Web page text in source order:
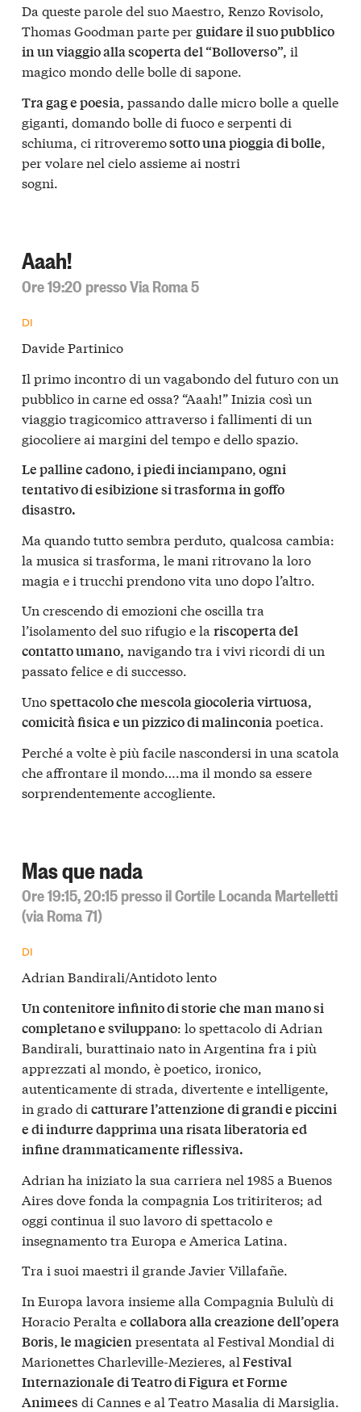
Da queste parole del suo Maestro, Renzo Rovisolo,
Thomas Goodman parte perguidare il suo pubblico
in un viaggio alla scoperta del “Bolloverso”, il
magico mondo delle bolle di sapone.
Tra gag e poesia, passando dalle micro bolle a quelle
giganti, domando bolle di fuoco e serpenti di
schiuma, ci ritroveremosotto una pioggia di bolle,
per volare nel cielo assieme ai nostri
sogni.
Aaah!
Ore 19:20 presso Via Roma 5
DI
Davide Partinico
Il primo incontro di un vagabondo del futuro con un
pubblico in carne ed ossa? “Aaah!” Inizia così un
viaggio tragicomico attraverso i fallimenti di un
giocoliere ai margini del tempo e dello spazio.
Le palline cadono, i piedi inciampano, ogni
tentativo di esibizione si trasforma in goffo
disastro.
Ma quando tutto sembra perduto, qualcosa cambia:
la musica si trasforma, le mani ritrovano la loro
magia e i trucchi prendono vita uno dopo l’altro.
Un crescendo di emozioni che oscilla tra
l’isolamento del suo rifugio e la riscoperta del
contatto umano, navigando tra i vivi ricordi di un
passato felice e di successo.
Unospettacolo che mescola giocoleria virtuosa,
comicità fisica e un pizzico di malinconiapoetica.
Perché a volte è più facile nascondersi in una scatola
che affrontare il mondo….ma il mondo sa essere
sorprendentemente accogliente.
Mas que nada
Ore 19:15, 20:15 presso il Cortile Locanda Martelletti
(via Roma 71)
DI
Adrian Bandirali/Antidoto lento
Un contenitore infinito di storie che man mano si
completano e sviluppano: lo spettacolo di Adrian
Bandirali, burattinaio nato in Argentina fra i più
apprezzati al mondo, è poetico, ironico,
autenticamente di strada, divertente e intelligente,
in grado di catturare l’attenzione di grandi e piccini
e di indurre dapprima una risata liberatoria ed
infine drammaticamente riflessiva.
Adrian ha iniziato la sua carriera nel 1985 a Buenos
Aires dove fonda la compagnia Los tritiriteros; ad
oggi continua il suo lavoro di spettacolo e
insegnamento tra Europa e America Latina.
Tra i suoi maestri il grande Javier Villafañe.
In Europa lavora insieme alla Compagnia Bululù di
Horacio Peralta ecollabora alla creazione dell’opera
Boris, le magicienpresentata al Festival Mondial di
Marionettes Charleville-Mezieres, alFestival
Internazionale di Teatro di Figuraet Forme
Animees di Cannes e al Teatro Masalia di Marsiglia.